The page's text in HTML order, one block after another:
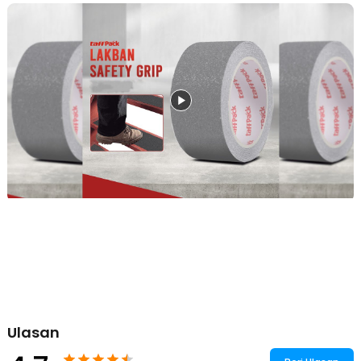
Lakban ini memiliki perekat berkualitas tinggi yang memastikan
pemasangan kuat dan tahan lama di berbagai permukaan, seperti
kayu, beton, keramik, atau logam. Lakban ini tidak mudah lepas atau
terkelupas, sehingga memberikan perlindungan jangka panjang.
Anda dapat mengandalkan TaffPACK untuk perlindungan maksimal
selama bertahun-tahun tanpa perlu sering menggantinya.
Tersedia dalam Berbagai Warna untuk Penanda Keselamatan
Selain berfungsi sebagai anti slip, TaffPACK tersedia dalam variasi
warna yang dapat digunakan sebagai penanda keselamatan. Warna
terang, seperti kuning atau transparan, bisa dijadikan penanda jalur
mempertahankan daya rekatnya tanpa berkurang performa. Fitur ini
membuatnya ideal untuk area industri, garasi, dapur, atau tempat
Ulasan